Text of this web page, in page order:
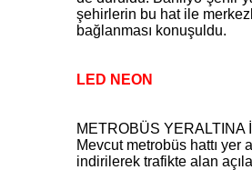
şehirlerin bu hat ile
bağlanması konuşuldu.
LED NEON
METROBÜS YERALTINA
Mevcut metrobüs hattı yer
indirilerek trafikte alan